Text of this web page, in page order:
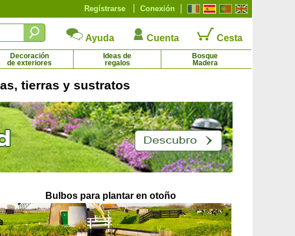
Conexión
Regístrarse
Ayuda Cuenta Cesta
Decoración
de exteriores
Ideas de
regalos
Bosque
Madera
Peral 'Conférence'
31.92 €
Peral 'Williams'
11.45 € - 31.92 €
tierras y sustratos
Bulbos para plantar en otoño